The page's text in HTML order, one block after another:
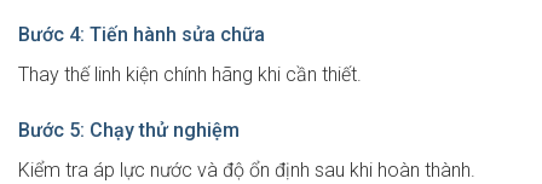
Bước 4: Tiến hành sửa chữa
Thay thế linh kiện chính hãng khi cần thiết.
Bước 5: Chạy thử nghiệm
Kiểm tra áp lực nước và độ ổn định sau khi hoàn thành.